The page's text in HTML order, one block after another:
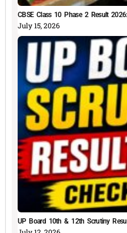
CBSE Class 10 Phase 2 Result
July 15, 2026
UP Board 10th & 12th Scrutiny